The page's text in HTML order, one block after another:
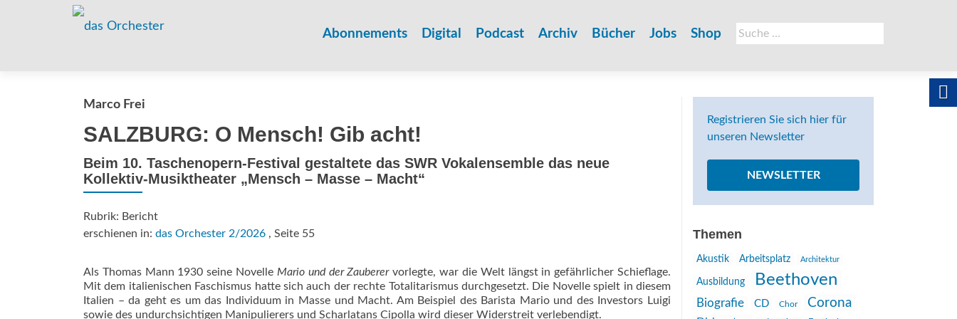
Suche
nach:
Abonnements Digital Podcast Archiv Bücher Jobs Shop
Marco Frei
SALZBURG: O Mensch! Gib acht!
Beim 10. Taschenopern-Festival gestaltete das SWR Vokalensemble das neue
Kollektiv-Musiktheater „Mensch – Masse – Macht“
Rubrik: Bericht
erschienen in: das Orchester 2/2026 , Seite 55
Als Thomas Mann 1930 seine Novelle Mario und der Zauberervorlegte, war die Welt längst in gefährlicher Schieflage.
Mit dem italienischen Faschismus hatte sich auch der rechte Totalitarismus durchgesetzt. Die Novelle spielt in diesem
Italien – da geht es um das Individuum in Masse und Macht. Am Beispiel des Barista Mario und des Investors Luigi
sowie des undurchsichtigen Manipulierers und Scharlatans Cipolla wird dieser Widerstreit verlebendigt.
Registrieren Sie sich hier für
unseren Newsletter
NEWSLETTER
Themen
Akustik Arbeitsplatz Architektur
Ausbildung Beethoven
Biografie CD Chor Corona